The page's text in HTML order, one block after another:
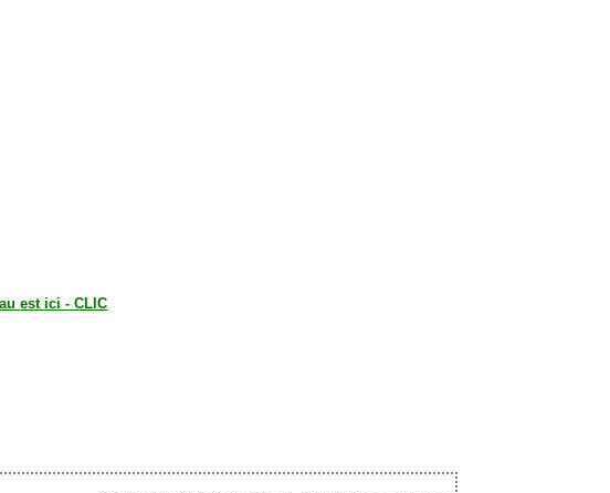
est ici - CLIC